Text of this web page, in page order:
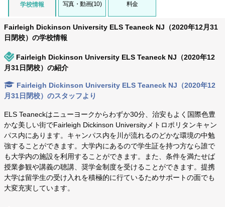
学校情報 写真・動画(10) 料金
Fairleigh Dickinson University ELS Teaneck NJ（2020年12月31
日閉校）の学校情報
Fairleigh Dickinson University ELS Teaneck NJ（2020年12
月31日閉校）の紹介
Fairleigh Dickinson University ELS Teaneck NJ（2020年12
月31日閉校）のスタッフより
ELS Teaneckはニューヨークからわずか30分、治安もよく国際色豊
かな美しい街でFairleigh Dickinson Universityメトロポリタンキャン
パス内にあります。キャンパス内を川が流れるのどかな環境の中勉
強することができます。大学内にあるので学生証を持つ方なら誰で
も大学内の施設を利用することができます。また、条件を満たせば
授業参観や講義の聴講、奨学金制度を受けることができます。提携
大学は留学生の受け入れを積極的に行ているためサポートの面でも
大変充実しています。